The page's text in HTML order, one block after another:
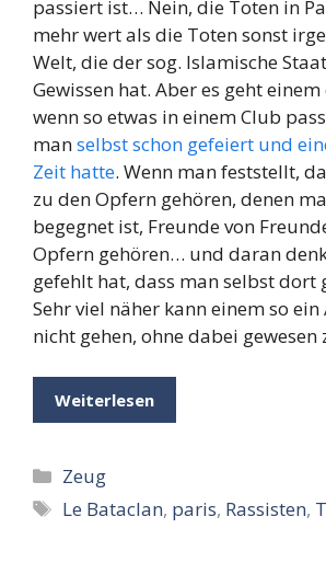
passiert ist… Nein, die Toten in
mehr wert als die Toten sonst
Welt, die der sog. Islamische
Gewissen hat. Aber es geht
wenn so etwas in einem Club
manselbst schon gefeiert und
Zeit hatte. Wenn man feststellt,
zu den Opfern gehören, denen
begegnet ist, Freunde von
Opfern gehören… und daran
gefehlt hat, dass man selbst dort
Sehr viel näher kann einem so
nicht gehen, ohne dabei gewesen
Weiterlesen
Kategorien
Zeug
Schlagwörter
Le Bataclan, paris, Rassisten,